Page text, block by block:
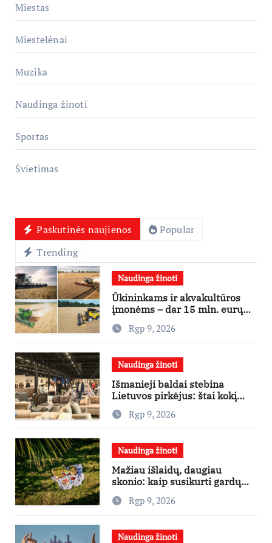
Miestas
Miestelėnai
Muzika
Naudinga žinoti
Sportas
Švietimas
Paskutinės naujienos
Popular
Trending
Naudinga žinoti
Ūkininkams ir akvakultūros
įmonėms – dar 15 mln. eurų
lengvatinėms paskoloms
Rgp 9, 2026
Naudinga žinoti
Išmanieji baldai stebina
Lietuvos pirkėjus: štai kokį
išgraibsto pirmiausia
Rgp 9, 2026
Naudinga žinoti
Mažiau išlaidų, daugiau
skonio: kaip susikurti gardų
pikniką iš vos kelių produktų
Rgp 9, 2026
Naudinga žinoti